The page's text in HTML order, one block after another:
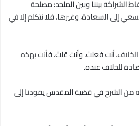
الشراكة بيننا وبين الملحد: مصلحة
إلى السعادة، وغيرها، فلا نتكلم إلا في
الخلاف، أنت فعلتَ، وأنت قلتَ، فأنت بهذه
للخلاف عنده.
من الشرح في قضية المقدس يقودنا إلى